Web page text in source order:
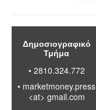
Δημοσιογραφικό
Τμήμα
• 2810.324.772
• marketmoney.press
<at> gmail.com